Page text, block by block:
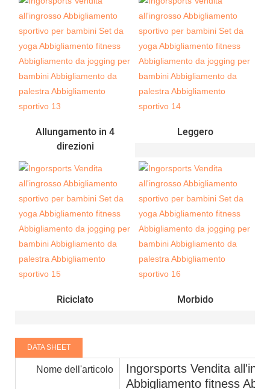
Allungamento in 4
direzioni
Leggero
Riciclato Morbido
DATA SHEET
Nome dell'articolo
Ingorsports Vendita
Abbigliamento fitness